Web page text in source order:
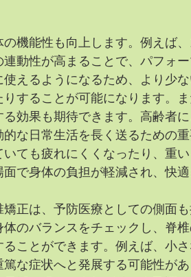
機能性も向上します。例えば
動性が高まることで、パフォ
えるようになるため、より少
することが可能になります。
効果も期待できます。高齢者
な日常生活を長く送るための
ても疲れにくくなったり、重
で身体の負担が軽減され、快適
正は、予防医療としての側面
のバランスをチェックし、脊
ことができます。例えば、小
な症状へと発展する可能性が